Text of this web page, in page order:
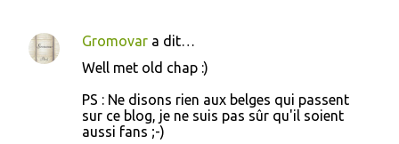
Gromovar a dit…
Well met old chap :)
PS : Ne disons rien aux belges qui passent
sur ce blog, je ne suis pas sûr qu'il soient
aussi fans ;-)